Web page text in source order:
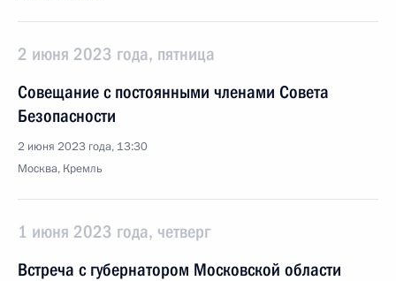
2 июня 2023 года, пятница
Совещание с постоянными членами Совета
Безопасности
2 июня 2023 года, 13:30
Москва, Кремль
1 июня 2023 года, четверг
Встреча с губернатором Московской области